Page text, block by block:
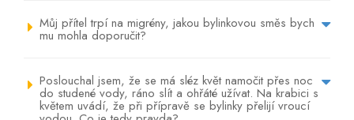
Můj přítel trpí na migrény, jakou bylinkovou směs bych
mu mohla doporučit?
Poslouchal jsem, že se má sléz květ namočit přes noc
do studené vody, ráno slít a ohřáté užívat. Na krabici s
květem uvádí, že při přípravě se bylinky přelijí vroucí